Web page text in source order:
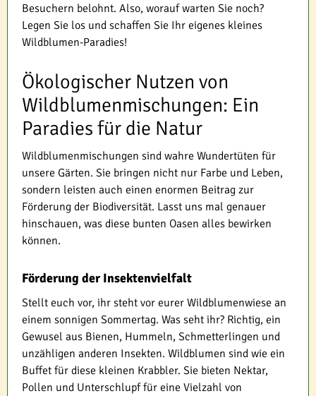
Besuchern belohnt. Also, worauf warten Sie noch?
Legen Sie los und schaffen Sie Ihr eigenes kleines
Wildblumen-Paradies!
Ökologischer Nutzen von
Wildblumenmischungen: Ein
Paradies für die Natur
Wildblumenmischungen sind wahre Wundertüten für
unsere Gärten. Sie bringen nicht nur Farbe und Leben,
sondern leisten auch einen enormen Beitrag zur
Förderung der Biodiversität. Lasst uns mal genauer
hinschauen, was diese bunten Oasen alles bewirken
können.
Förderung der Insektenvielfalt
Stellt euch vor, ihr steht vor eurer Wildblumenwiese an
einem sonnigen Sommertag. Was seht ihr? Richtig, ein
Gewusel aus Bienen, Hummeln, Schmetterlingen und
unzähligen anderen Insekten. Wildblumen sind wie ein
Buffet für diese kleinen Krabbler. Sie bieten Nektar,
Pollen und Unterschlupf für eine Vielzahl von